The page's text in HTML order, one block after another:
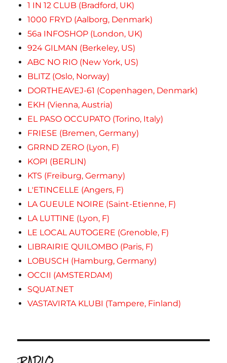
1 IN 12 CLUB (Bradford, UK)
1000 FRYD (Aalborg, Denmark)
56a INFOSHOP (London, UK)
924 GILMAN (Berkeley, US)
ABC NO RIO (New York, US)
BLITZ (Oslo, Norway)
DORTHEAVEJ-61 (Copenhagen, Denmark)
EKH (Vienna, Austria)
EL PASO OCCUPATO (Torino, Italy)
FRIESE (Bremen, Germany)
GRRND ZERO (Lyon, F)
KOPI (BERLIN)
KTS (Freiburg, Germany)
L'ETINCELLE (Angers, F)
LA GUEULE NOIRE (Saint-Etienne, F)
LA LUTTINE (Lyon, F)
LE LOCAL AUTOGERE (Grenoble, F)
LIBRAIRIE QUILOMBO (Paris, F)
LOBUSCH (Hamburg, Germany)
OCCII (AMSTERDAM)
SQUAT.NET
VASTAVIRTA KLUBI (Tampere, Finland)